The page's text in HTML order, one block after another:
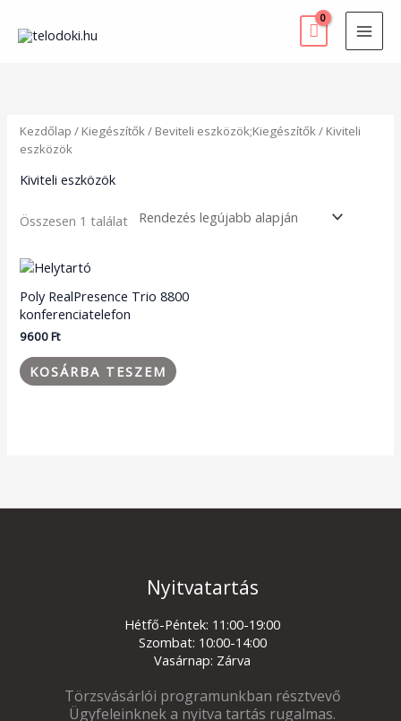
content
Kezdőlap / Kiegészítők/ Beviteli eszközök;Kiegészítők/ Kiviteli
eszközök
Kiviteli eszközök
Összesen 1 találat
Poly RealPresence Trio 8800
konferenciatelefon
9600Ft
KOSÁRBA TESZEM
Nyitvatartás
Hétfő-Péntek: 11:00-19:00
Szombat: 10:00-14:00
Vasárnap: Zárva
Törzsvásárlói programunkban résztvevő
Ügyfeleinknek a nyitva tartás rugalmas.